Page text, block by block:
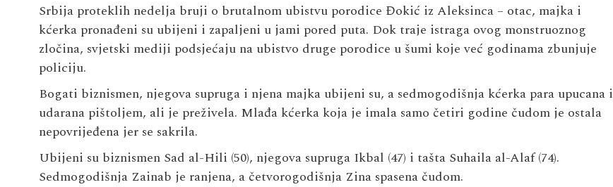
Srbija proteklih nedelja bruji o brutalnom ubistvu porodice Đokić iz Aleksinca – otac, majka i
kćerka pronađeni su ubijeni i zapaljeni u jami pored puta. Dok traje istraga ovog monstruoznog
zločina, svjetski mediji podsjećaju na ubistvo druge porodice u šumi koje već godinama zbunjuje
policiju.
Bogati biznismen, njegova supruga i njena majka ubijeni su, a sedmogodišnja kćerka para upucana i
udarana pištoljem, ali je preživela. Mlađa kćerka koja je imala samo četiri godine čudom je ostala
nepovrijeđena jer se sakrila.
Ubijeni su biznismen Sad al-Hili (50), njegova supruga Ikbal (47) i tašta Suhaila al-Alaf (74).
Sedmogodišnja Zainab je ranjena, a četvorogodišnja Zina spasena čudom.